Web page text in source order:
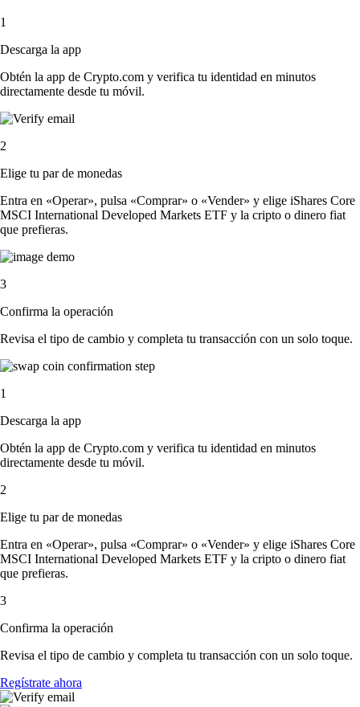
1
Descarga la app
Obtén la app de Crypto.com y verifica tu identidad en minutos
directamente desde tu móvil.
2
Elige tu par de monedas
Entra en «Operar», pulsa «Comprar» o «Vender» y elige iShares Core
MSCI International Developed Markets ETF y la cripto o dinero fiat
que prefieras.
3
Confirma la operación
Revisa el tipo de cambio y completa tu transacción con un solo toque.
1
Descarga la app
Obtén la app de Crypto.com y verifica tu identidad en minutos
directamente desde tu móvil.
2
Elige tu par de monedas
Entra en «Operar», pulsa «Comprar» o «Vender» y elige iShares Core
MSCI International Developed Markets ETF y la cripto o dinero fiat
que prefieras.
3
Confirma la operación
Revisa el tipo de cambio y completa tu transacción con un solo toque.
Regístrate ahora